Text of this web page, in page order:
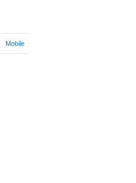
Mobile